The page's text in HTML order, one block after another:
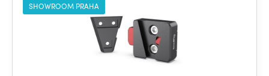
SHOWROOM PRAHA